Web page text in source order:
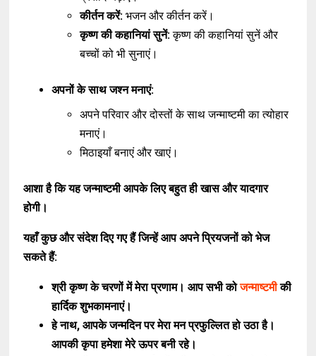
कीर्तन करें: भजन और कीर्तन करें।
कृष्ण की कहानियां सुनें:कृष्ण की कहानियां सुनें और
बच्चों को भी सुनाएं।
अपनों के साथ जश्न मनाएं:
अपने परिवार और दोस्तों के साथ जन्माष्टमी का त्योहार
मनाएं।
मिठाइयाँ बनाएं और खाएं।
आशा है कि यह जन्माष्टमी आपके लिए बहुत ही खास और यादगार
होगी।
यहाँ कुछ और संदेश दिए गए हैं जिन्हें आप अपने प्रियजनों को भेज
सकते हैं:
श्री कृष्ण के चरणों में मेरा प्रणाम। आप सभी कोजन्माष्टमीकी
हार्दिक शुभकामनाएं।
हे नाथ, आपके जन्मदिन पर मेरा मन प्रफुल्लित हो उठा है।
आपकी कृपा हमेशा मेरे ऊपर बनी रहे।